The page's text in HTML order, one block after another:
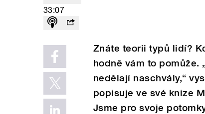
33:07
Znáte teorii typů lidí?
hodně vám to pomůže.
nedělají naschvály,“
popisuje ve své knize
Jsme pro svoje